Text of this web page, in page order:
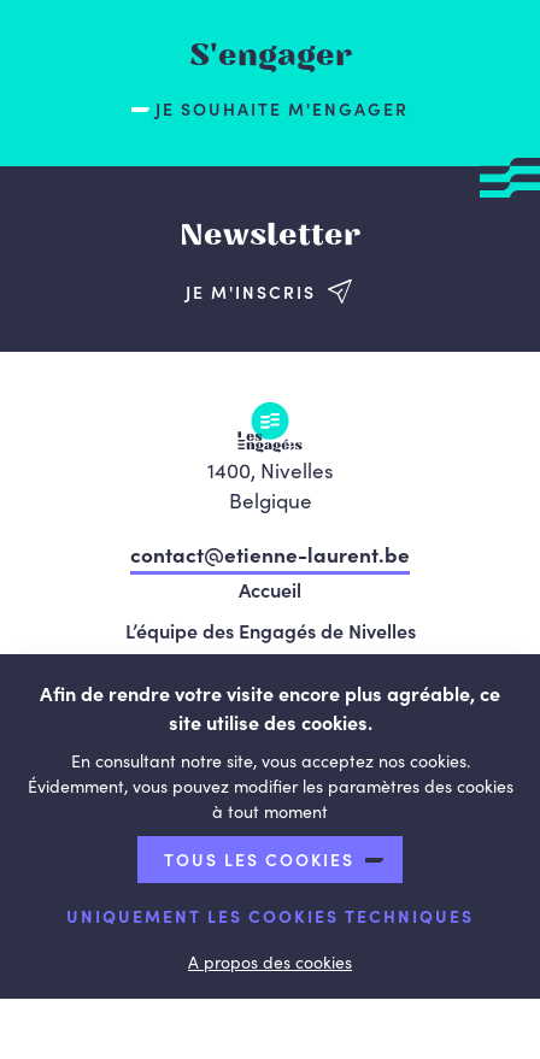
S'engager
JE SOUHAITE M'ENGAGER
Newsletter
JE M'INSCRIS
1400, Nivelles
Belgique
contact@etienne-laurent.be
Accueil
L’équipe des Engagés de Nivelles
Programme
Vie politique
Contact
LESENGAGÉS.BE
Abonnement à la newsletter des Engagés nivellois
Afin de rendre votre visite encore plus agréable, ce
site utilise des cookies.
En consultant notre site, vous acceptez nos cookies.
Évidemment, vous pouvez modifier les paramètres des cookies
à tout moment
TOUS LES COOKIES
UNIQUEMENT LES COOKIES TECHNIQUES
A propos des cookies